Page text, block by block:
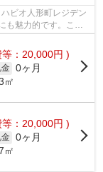
ビオ人形町レジデン
魅力的です。こち
：20,000円 )
0ヶ月
㎡
：20,000円 )
0ヶ月
㎡